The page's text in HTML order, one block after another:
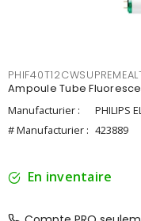
Ampoule Tube
Manufacturier :
PHILIPS
# Manufacturier : 423889
En inventaire